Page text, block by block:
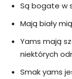
Są bogate w
Mają biały
Yams mają
niektórych
Smak yams